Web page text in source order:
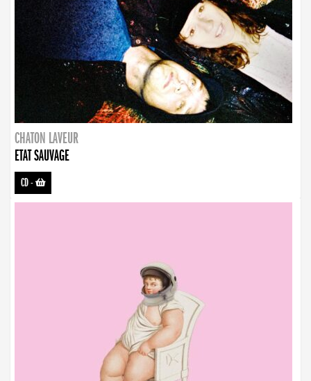
CHATON LAVEUR
ETAT SAUVAGE
CD-